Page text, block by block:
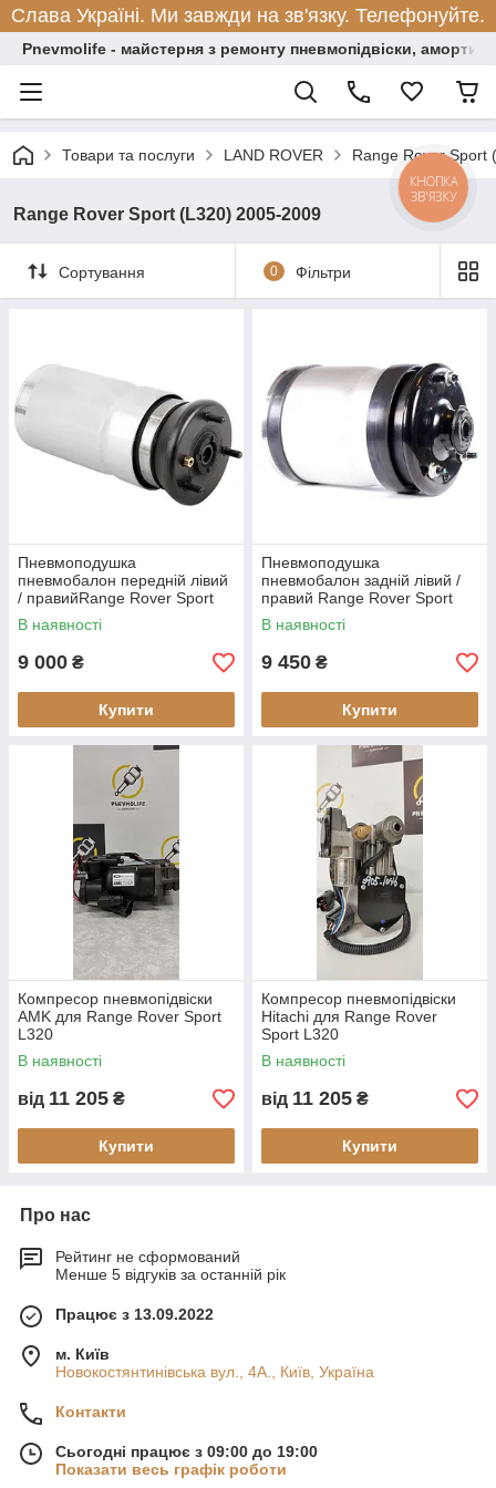
Слава Україні. Ми завжди на зв'язку. Телефонуйте.
Pnevmolife - майстерня з ремонту пневмопідвіски,
Товари та послуги LAND ROVER Range Rover Sport
Range Rover Sport (L320) 2005-2009
Сортування 0 Фільтри
Пневмоподушка
пневмобалон передній лівий
/ правийRange Rover Sport
L320 (відновлений)
В наявності
9 000 ₴
Купити
Пневмоподушка
пневмобалон задній лівий /
правий Range Rover Sport
L320 (відновлений)
В наявності
9 450 ₴
Купити
Компресор пневмопідвіски
AMK для Range Rover Sport
L320
В наявності
від 11 205 ₴
Купити
Компресор пневмопідвіски
Hitachi для Range Rover
Sport L320
В наявності
від 11 205 ₴
Купити
Про нас
Рейтинг не сформований
Менше 5 відгуків за останній рік
Працює з 13.09.2022
м. Київ
Новокостянтинівська вул., 4А., Київ, Україна
Контакти
Сьогодні працює з 09:00 до 19:00
Показати весь графік роботи
КНОПКА
ЗВ'ЯЗКУ